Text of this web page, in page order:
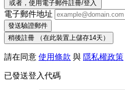
或者，使用電子郵件註冊/登入
電子郵件地址
發送驗證郵件
稍後註冊
（在此裝置上儲存14天）
請在同意 使用條款 與 隱私權政策
已發送登入代碼